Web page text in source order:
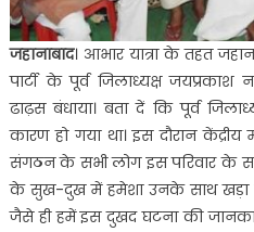
जहानाबाद। आभार यात्रा के तहत
पार्टी के पूर्व जिलाध्यक्ष
ढाढ़स बंधाया। बता दें कि पूर्व
कारण हो गया था। इस दौरान
संगठन के सभी लोग इस परिवार के
के सुख-दुख में हमेशा उनके साथ खड़ा
जैसे ही हमें इस दुखद घटना की